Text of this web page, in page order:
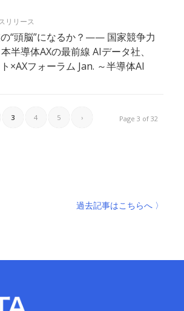
リリース
“頭脳”になるか？—— 国家競争力
半導体AXの最前線 AIデータ社、
×AXフォーラム Jan. ～半導体AI
Page 3 of 32
3 4 5 ›
過去記事はこちらへ 〉